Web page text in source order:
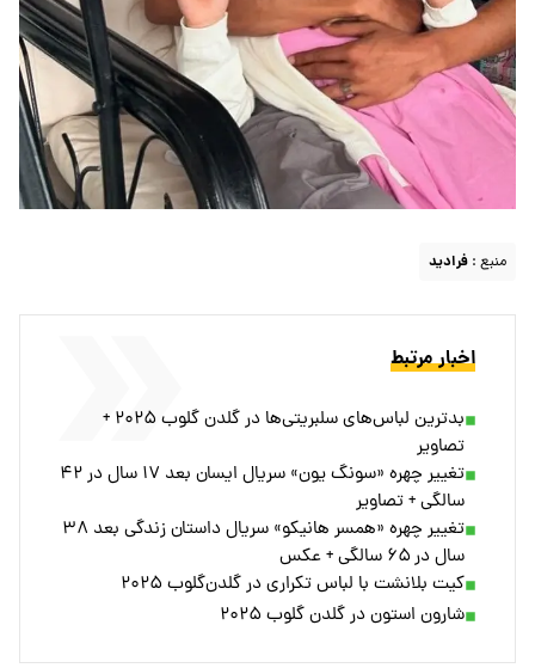
منبع : فرادید
اخبار مرتبط
بدترین لباس‌های سلبریتی‌ها در گلدن گلوب ۲۰۲۵ +
تصاویر
تغییر چهره «سونگ یون» سریال ایسان بعد ۱۷ سال در ۴۲
سالگی + تصاویر
تغییر چهره «همسر هانیکو» سریال داستان زندگی بعد ۳۸
سال در ۶۵ سالگی + عکس
کیت بلانشت با لباس تکراری در گلدن‌گلوب ۲۰۲۵
شارون استون در گلدن گلوب ۲۰۲۵